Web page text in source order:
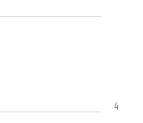
4